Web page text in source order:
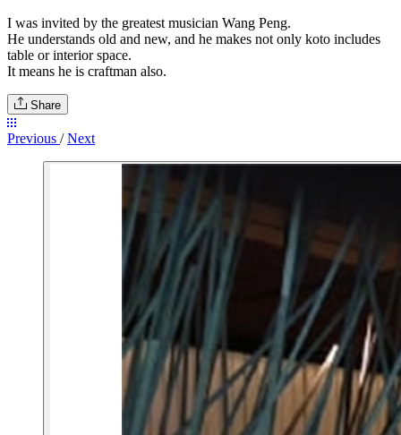
I was invited by the greatest musician Wang Peng.
He understands old and new, and he makes not only koto includes
table or interior space.
It means he is craftman also.
Share
Previous / Next